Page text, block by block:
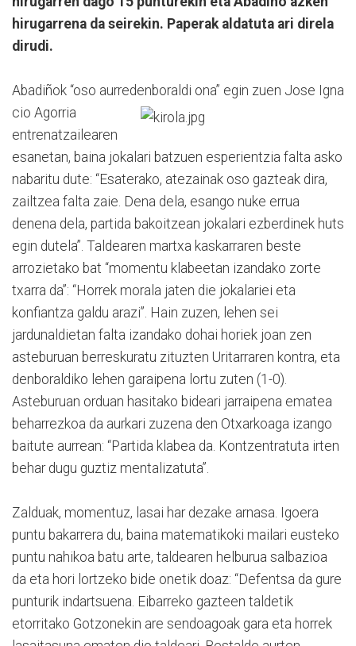
hirugarrena da seirekin. Paperak aldatuta ari direla
dirudi.
Abadiñok “oso aurredenboraldi ona” egin zuen Jose Igna
cio Agorria
entrenatzailearen
esanetan, baina jokalari batzuen esperientzia falta asko
nabaritu dute: “Esaterako, atezainak oso gazteak dira,
zailtzea falta zaie. Dena dela, esango nuke errua
denena dela, partida bakoitzean jokalari ezberdinek huts
egin dutela”. Taldearen martxa kaskarraren beste
arrozietako bat “momentu klabeetan izandako zorte
txarra da”: “Horrek morala jaten die jokalariei eta
konfiantza galdu arazi”. Hain zuzen, lehen sei
jardunaldietan falta izandako dohai horiek joan zen
asteburuan berreskuratu zituzten Uritarraren kontra, eta
denboraldiko lehen garaipena lortu zuten (1-0).
Asteburuan orduan hasitako bideari jarraipena ematea
beharrezkoa da aurkari zuzena den Otxarkoaga izango
baitute aurrean: “Partida klabea da. Kontzentratuta irten
behar dugu guztiz mentalizatuta”.
Zalduak, momentuz, lasai har dezake arnasa. Igoera
puntu bakarrera du, baina matematikoki mailari eusteko
puntu nahikoa batu arte, taldearen helburua salbazioa
da eta hori lortzeko bide onetik doaz: “Defentsa da gure
punturik indartsuena. Eibarreko gazteen taldetik
etorritako Gotzonekin are sendoagoak gara eta horrek